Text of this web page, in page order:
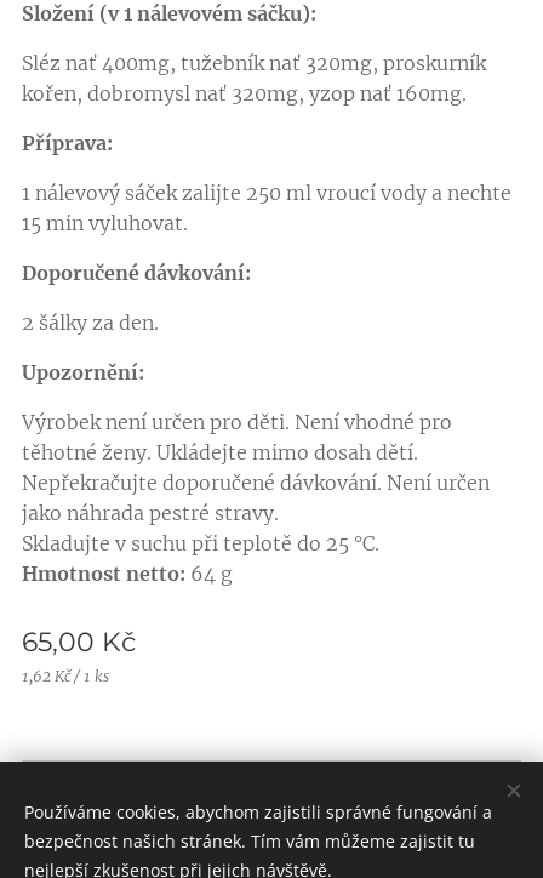
Složení (v 1 nálevovém sáčku):
Sléz nať 400mg, tužebník nať 320mg, proskurník
kořen, dobromysl nať 320mg, yzop nať 160mg.
Příprava:
1 nálevový sáček zalijte 250 ml vroucí vody a nechte
15 min vyluhovat.
Doporučené dávkování:
2 šálky za den.
Upozornění:
Výrobek není určen pro děti. Není vhodné pro
těhotné ženy. Ukládejte mimo dosah dětí.
Nepřekračujte doporučené dávkování. Není určen
jako náhrada pestré stravy.
Skladujte v suchu při teplotě do 25 °C.
Hmotnost netto: 64 g
65,00 Kč
1,62 Kč / 1 ks
Vytvořeno službouWebnode Cookies
Používáme cookies, abychom zajistili správné fungování a
bezpečnost našich stránek. Tím vám můžeme zajistit tu
nejlepší zkušenost při jejich návštěvě.